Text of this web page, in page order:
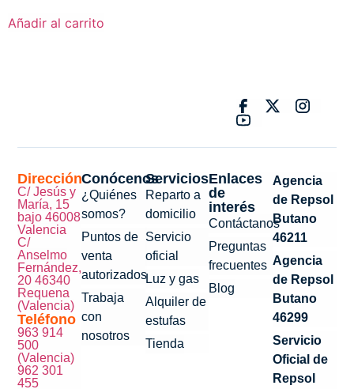
Añadir al carrito
Dirección
C/ Jesús y
María, 15
bajo 46008
Valencia
C/
Anselmo
Fernández,
20 46340
Requena
(Valencia)
Teléfono
963 914
500
(Valencia)
962 301
455
Conócenos
¿Quiénes
somos?
Puntos de
venta
autorizados
Trabaja
con
nosotros
Servicios
Reparto a
domicilio
Servicio
oficial
Luz y gas
Alquiler de
estufas
Tienda
Enlaces
de
interés
Contáctanos
Preguntas
frecuentes
Blog
Agencia
de Repsol
Butano
46211
Agencia
de Repsol
Butano
46299
Servicio
Oficial de
Repsol